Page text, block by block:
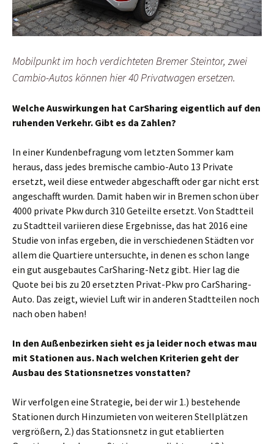
Mobilpunkt im hoch verdichteten Bremer Steintor, zwei
Cambio-Autos können hier 40 Privatwagen ersetzen.
Welche Auswirkungen hat CarSharing eigentlich auf den
ruhenden Verkehr. Gibt es da Zahlen?
In einer Kundenbefragung vom letzten Sommer kam
heraus, dass jedes bremische cambio-Auto 13 Private
ersetzt, weil diese entweder abgeschafft oder gar nicht erst
angeschafft wurden. Damit haben wir in Bremen schon über
4000 private Pkw durch 310 Geteilte ersetzt. Von Stadtteil
zu Stadtteil variieren diese Ergebnisse, das hat 2016 eine
Studie von infas ergeben, die in verschiedenen Städten vor
allem die Quartiere untersuchte, in denen es schon lange
ein gut ausgebautes CarSharing-Netz gibt. Hier lag die
Quote bei bis zu 20 ersetzten Privat-Pkw pro CarSharing-
Auto. Das zeigt, wieviel Luft wir in anderen Stadtteilen noch
nach oben haben!
In den Außenbezirken sieht es ja leider noch etwas mau
mit Stationen aus. Nach welchen Kriterien geht der
Ausbau des Stationsnetzes vonstatten?
Wir verfolgen eine Strategie, bei der wir 1.) bestehende
Stationen durch Hinzumieten von weiteren Stellplätzen
vergrößern, 2.) das Stationsnetz in gut etablierten